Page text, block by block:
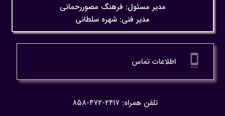
مدیر مسئول: فرهنگ مصوررحمانی
مدیر فنی: شهره سلطانی
settings_cell اطلاعات تماس
تلفن همراه: ۲۴۱۷-۴۷۲-۸۵۸